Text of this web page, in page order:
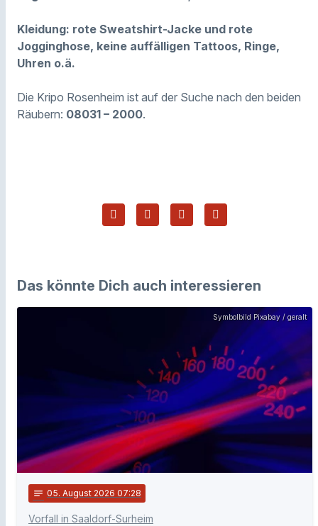
Kleidung: rote Sweatshirt-Jacke und rote
Jogginghose, keine auffälligen Tattoos, Ringe,
Uhren o.ä.
Die Kripo Rosenheim ist auf der Suche nach den beiden
Räubern: 08031 – 2000.
Das könnte Dich auch interessieren
Symbolbild Pixabay / geralt
notes 05. August 2026 07:28
Vorfall in Saaldorf-Surheim